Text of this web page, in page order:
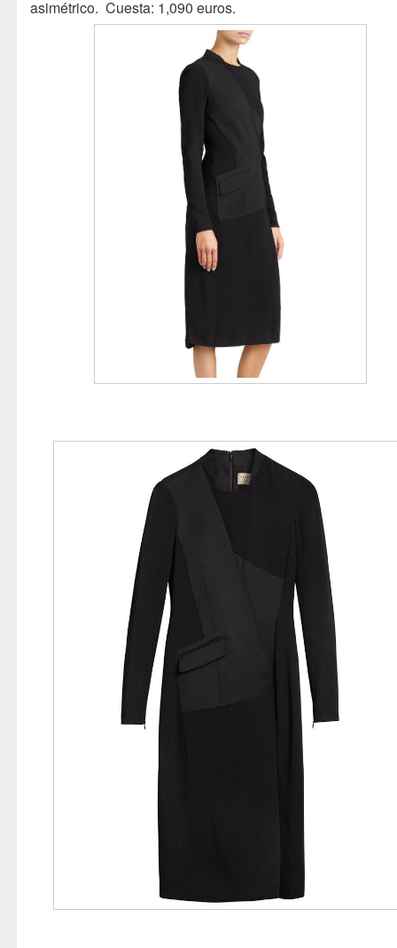
asimétrico. Cuesta: 1,090 euros.